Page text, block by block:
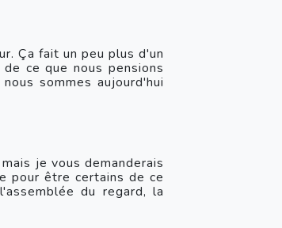
Ça fait un peu plus d'un
ce que nous pensions
sommes aujourd'hui
je vous demanderais
pour être certains de ce
du regard, la